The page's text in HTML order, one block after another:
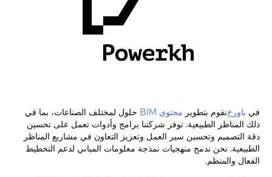
في باورخنقوم بتطوير محتوى BIM
حلول لمختلف الصناعات، بما في
ذلك المناظر الطبيعية. توفر شركتنا برامج وأدوات تعمل على تحسين
دقة التصميم وتحسين سير العمل وتعزيز التعاون في مشاريع المناظر
الطبيعية. نحن ندمج منهجيات نمذجة معلومات المباني لدعم التخطيط
الفعال والمنظم.